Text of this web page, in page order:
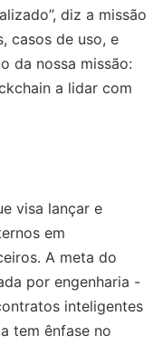
diz a missão
casos de uso, e
da nossa missão:
a lidar com
visa lançar e
em
A meta do
por engenharia -
inteligentes
tem ênfase no